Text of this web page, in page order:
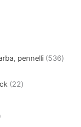
pennelli 536
22